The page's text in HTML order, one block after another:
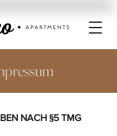
NACH §5 TMG